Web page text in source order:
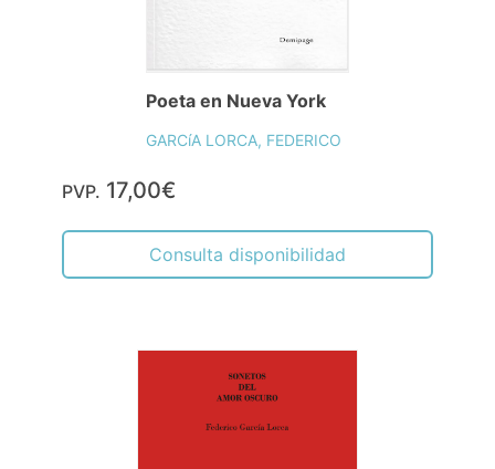
Poeta en Nueva York
GARCíA LORCA, FEDERICO
PVP. 17,00€
Consulta disponibilidad